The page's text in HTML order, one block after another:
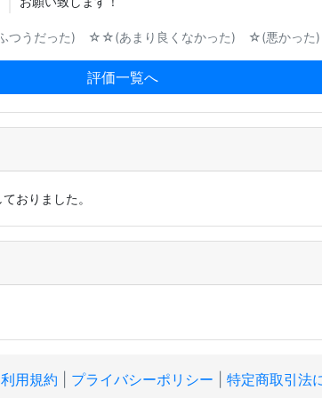
だった) ☆☆(あまり良くなかった) ☆(悪かった)
評価一覧へ
おりました。
利用規約 プライバシーポリシー 特定商取引法